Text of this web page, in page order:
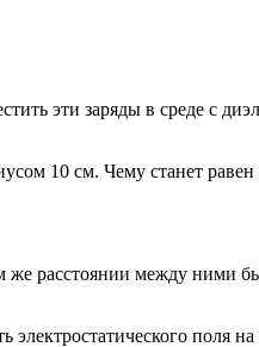
эти заряды в среде с
10 см. Чему станет
же расстоянии между ними
поля